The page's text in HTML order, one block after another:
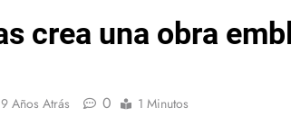
crea una obra
9 Años Atrás 0 1 Minutos